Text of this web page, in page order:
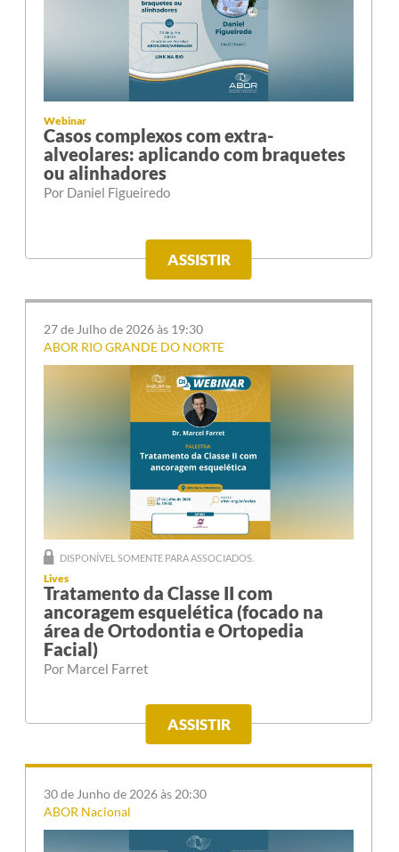
Webinar
Casos complexos com extra-
alveolares: aplicando com braquetes
ou alinhadores
Por Daniel Figueiredo
ASSISTIR
27 de Julho de 2026 às 19:30
ABOR RIO GRANDE DO NORTE
DISPONÍVEL SOMENTE PARA ASSOCIADOS.
Lives
Tratamento da Classe II com
ancoragem esquelética (focado na
área de Ortodontia e Ortopedia
Facial)
Por Marcel Farret
ASSISTIR
30 de Junho de 2026 às 20:30
ABOR Nacional